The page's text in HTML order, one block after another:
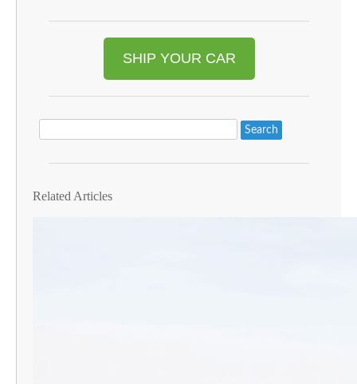
SHIP YOUR CAR
Search
Related Articles